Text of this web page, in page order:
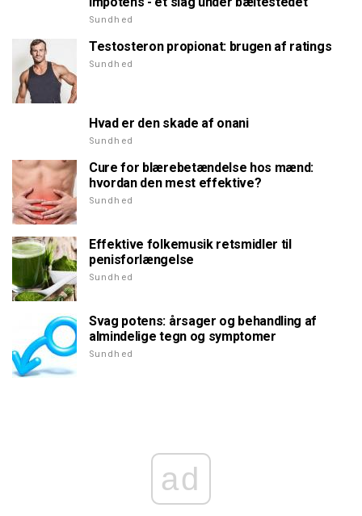
Sundhed
Testosteron propionat: brugen af ratings
Sundhed
Hvad er den skade af onani
Sundhed
Cure for blærebetændelse hos mænd:
hvordan den mest effektive?
Sundhed
Effektive folkemusik retsmidler til
penisforlængelse
Sundhed
Svag potens: årsager og behandling af
almindelige tegn og symptomer
Sundhed
ad